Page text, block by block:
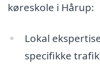
køreskole i Hårup:
Lokal
specifikke